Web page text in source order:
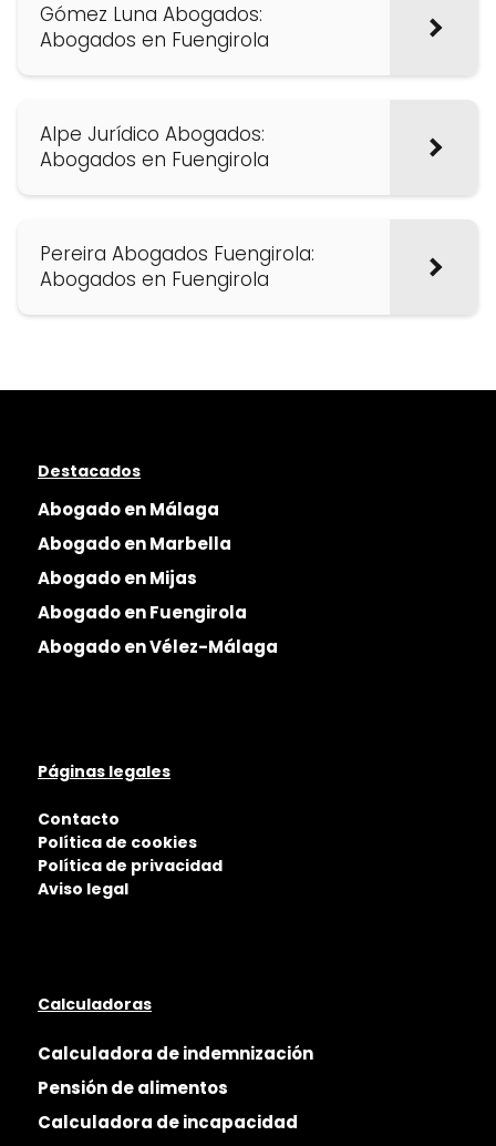
Gómez Luna Abogados:
Abogados en Fuengirola
Alpe Jurídico Abogados:
Abogados en Fuengirola
Pereira Abogados Fuengirola:
Abogados en Fuengirola
Destacados
Abogado en Málaga
Abogado en Marbella
Abogado en Mijas
Abogado en Fuengirola
Abogado en Vélez-Málaga
Páginas legales
Contacto
Política de cookies
Política de privacidad
Aviso legal
Calculadoras
Calculadora de indemnización
Pensión de alimentos
Calculadora de incapacidad